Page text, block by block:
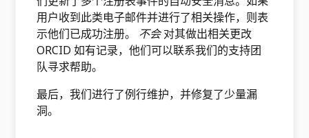
用户收到此类电子邮件并进行了相关操作，则表
示他们已成功注册。 不会对其做出相关更改
ORCID 如有记录，他们可以联系我们的支持团
队寻求帮助。
最后，我们进行了例行维护，并修复了少量漏
洞。